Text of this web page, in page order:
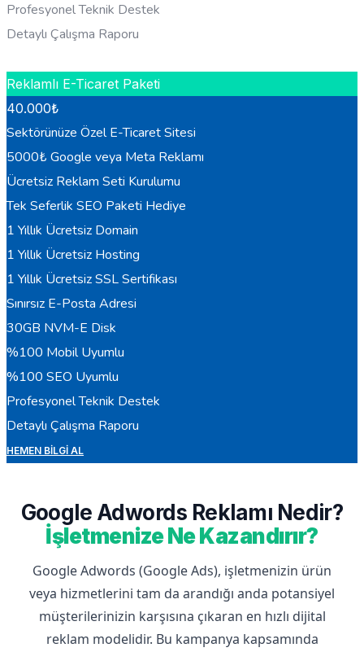
Profesyonel Teknik Destek
Detaylı Çalışma Raporu
Reklamlı E-Ticaret Paketi
40.000₺
Sektörünüze Özel E-Ticaret Sitesi
5000₺ Google veya Meta Reklamı
Ücretsiz Reklam Seti Kurulumu
Tek Seferlik SEO Paketi Hediye
1 Yıllık Ücretsiz Domain
1 Yıllık Ücretsiz Hosting
1 Yıllık Ücretsiz SSL Sertifikası
Sınırsız E-Posta Adresi
30GB NVM-E Disk
%100 Mobil Uyumlu
%100 SEO Uyumlu
Profesyonel Teknik Destek
Detaylı Çalışma Raporu
HEMEN BILGI AL
Google Adwords Reklamı Nedir?
İşletmenize Ne Kazandırır?
Google Adwords (Google Ads), işletmenizin ürün
veya hizmetlerini tam da arandığı anda potansiyel
müşterilerinizin karşısına çıkaran en hızlı dijital
reklam modelidir. Bu kampanya kapsamında